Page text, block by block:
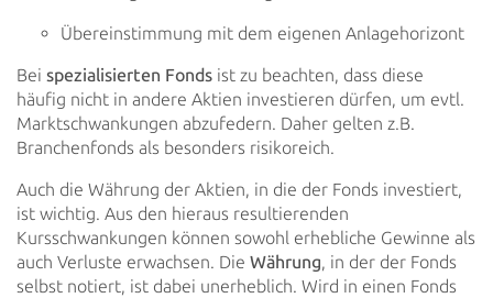
Übereinstimmung mit dem eigenen Anlagehorizont
Bei spezialisierten Fonds ist zu beachten, dass diese
häufig nicht in andere Aktien investieren dürfen, um evtl.
Marktschwankungen abzufedern. Daher gelten z.B.
Branchenfonds als besonders risikoreich.
Auch die Währung der Aktien, in die der Fonds investiert,
ist wichtig. Aus den hieraus resultierenden
Kursschwankungen können sowohl erhebliche Gewinne als
auch Verluste erwachsen. Die Währung, in der der Fonds
selbst notiert, ist dabei unerheblich. Wird in einen Fonds